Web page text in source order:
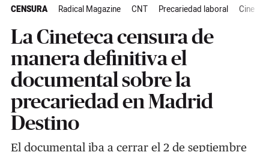
CENSURA Radical Magazine CNT Precariedad laboral Cine
La Cineteca censura de
manera definitiva el
documental sobre la
precariedad en Madrid
Destino
El documental iba a cerrar el 2 de septiembre